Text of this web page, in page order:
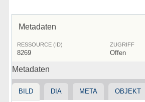
Metadaten
RESSOURCE (ID)
8269
ZUGRIFF
Offen
Metadaten
BILD DIA META OBJEKT